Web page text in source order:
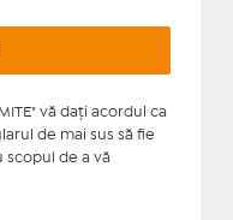
vă daţi acordul ca
de mai sus să fie
de a vă